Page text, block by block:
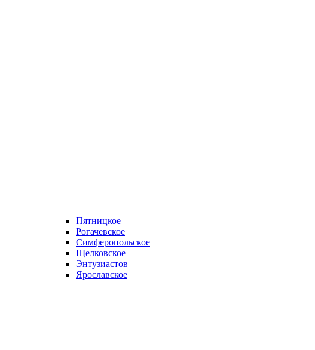
Пятницкое
Рогачевское
Симферопольское
Щелковское
Энтузиастов
Ярославское